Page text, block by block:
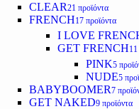
CLEAR21 προϊόντα
FRENCH17 προϊόντα
I LOVE
GET FRENCH11
PINK5
NUDE5
BABYBOOMER7
GET NAKED9 προϊόντα